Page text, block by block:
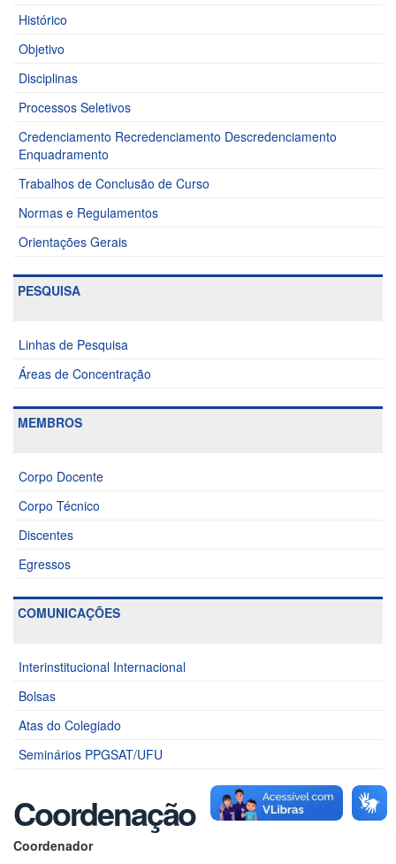
Histórico
Objetivo
Disciplinas
Processos Seletivos
Credenciamento Recredenciamento Descredenciamento
Enquadramento
Trabalhos de Conclusão de Curso
Normas e Regulamentos
Orientações Gerais
PESQUISA
Linhas de Pesquisa
Áreas de Concentração
MEMBROS
Corpo Docente
Corpo Técnico
Discentes
Egressos
COMUNICAÇÕES
Interinstitucional Internacional
Bolsas
Atas do Colegiado
Seminários PPGSAT/UFU
Coordenação
Coordenador